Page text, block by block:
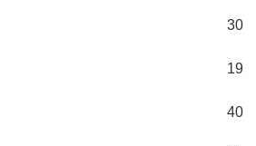
30
19
40